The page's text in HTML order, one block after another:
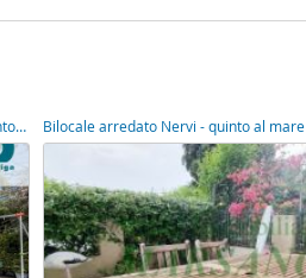
Appartamento arredato con terrazzo Nervi - quinto al mare Bilocale arredato Nervi - quinto al mare